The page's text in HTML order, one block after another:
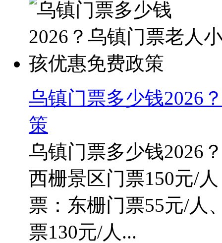
乌镇门票多少钱2026
策
乌镇门票多少钱2026
西栅景区门票150元/
票：东栅门票55元/人
票130元/人...